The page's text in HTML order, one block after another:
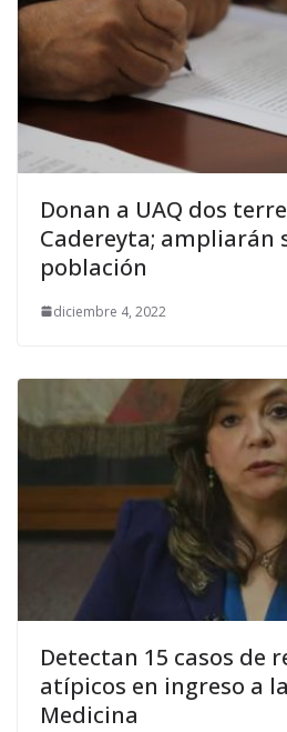
Donan a UAQ dos
Cadereyta; ampliarán
población
diciembre 4, 2022
Detectan 15 casos de
atípicos en ingreso a
Medicina